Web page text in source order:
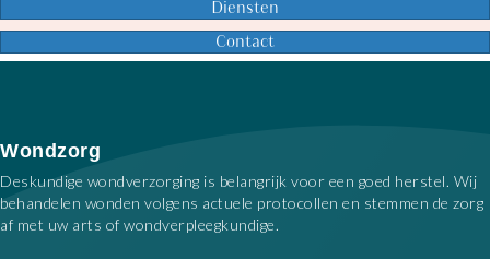
Diensten
Contact
Wondzorg
Deskundige wondverzorging is belangrijk voor een goed herstel. Wij
behandelen wonden volgens actuele protocollen en stemmen de zorg
af met uw arts of wondverpleegkundige.